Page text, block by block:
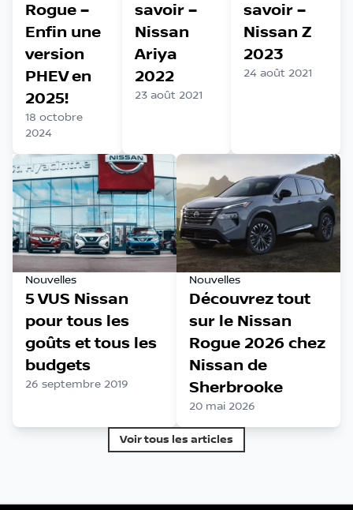
Rogue –
Enfin une
version
PHEV en
2025!
18 octobre
2024
savoir –
Nissan
Ariya
2022
23 août 2021
savoir –
Nissan Z
2023
24 août 2021
Nouvelles
5 VUS Nissan
pour tous les
goûts et tous les
budgets
26 septembre 2019
Nouvelles
Découvrez tout
sur le Nissan
Rogue 2026 chez
Nissan de
Sherbrooke
20 mai 2026
Voir tous les articles